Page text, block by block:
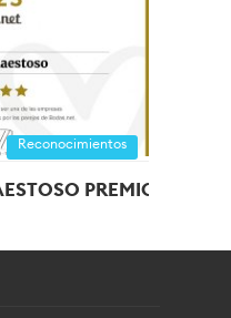
Reconocimientos
PREMIO...